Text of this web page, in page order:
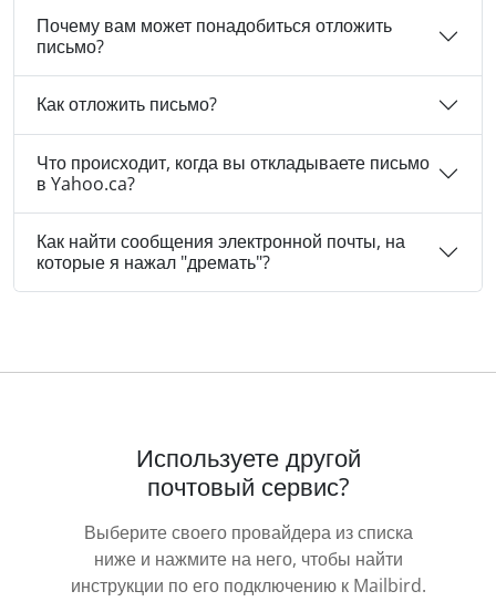
Почему вам может понадобиться отложить
письмо?
Как отложить письмо?
Что происходит, когда вы откладываете письмо
в Yahoo.ca?
Как найти сообщения электронной почты, на
которые я нажал "дремать"?
Используете другой
почтовый сервис?
Выберите своего провайдера из списка
ниже и нажмите на него, чтобы найти
инструкции по его подключению к Mailbird.